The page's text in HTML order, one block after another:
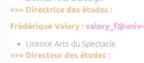
>>> Directrice des études :
Frédérique Valery :
Licence Arts du Spectacle
>>> Directeur des études :